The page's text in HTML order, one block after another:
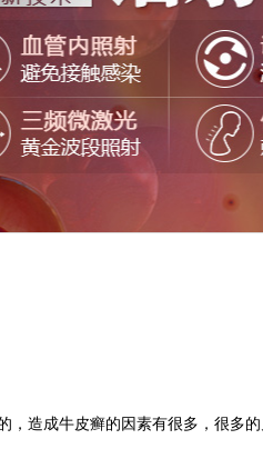
，造成牛皮癣的因素有很多，很多